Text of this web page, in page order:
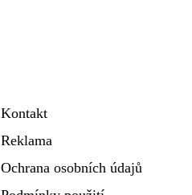
Kontakt
Reklama
Ochrana osobních údajů